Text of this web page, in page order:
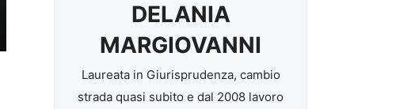
DELANIA
MARGIOVANNI
Laureata in Giurisprudenza, cambio
strada quasi subito e dal 2008 lavoro